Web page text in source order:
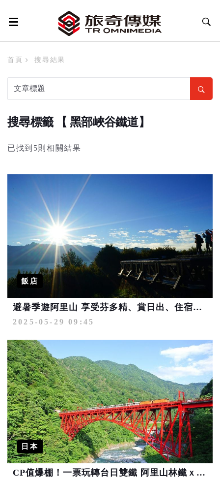
首頁 搜尋結果
搜尋標籤 【 黑部峽谷鐵道】
已找到5則相關結果
飯店
避暑季遊阿里山 享受芬多精、賞日出、住宿享5折限時優惠
2025-05-29 09:45
日本
CP值爆棚！一票玩轉台日雙鐵 阿里山林鐵ｘ黑部峽谷鐵道 期間限定互惠開跑